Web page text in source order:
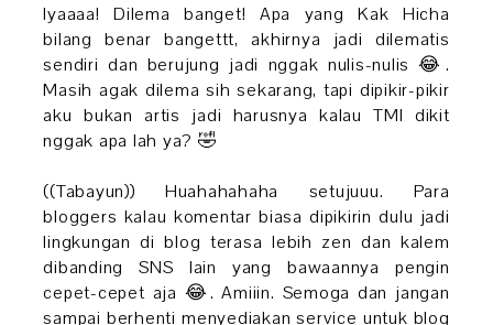
Iyaaaa! Dilema banget! Apa yang Kak Hicha
bilang benar bangettt, akhirnya jadi dilematis
sendiri dan berujung jadi nggak nulis-nulis 😂.
Masih agak dilema sih sekarang, tapi dipikir-pikir
aku bukan artis jadi harusnya kalau TMI dikit
nggak apa lah ya? 🤣
((Tabayun)) Huahahahaha setujuuu. Para
bloggers kalau komentar biasa dipikirin dulu jadi
lingkungan di blog terasa lebih zen dan kalem
dibanding SNS lain yang bawaannya pengin
cepet-cepet aja 😂. Amiiin. Semoga dan jangan
sampai berhenti menyediakan service untuk blog